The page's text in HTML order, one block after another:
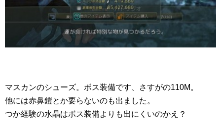
マスカンのシューズ。ボス装備です、さすがの110M。
他には赤鼻鎧とか要らないのも出ました。
つか経験の水晶はボス装備よりも出にくいのかえ？